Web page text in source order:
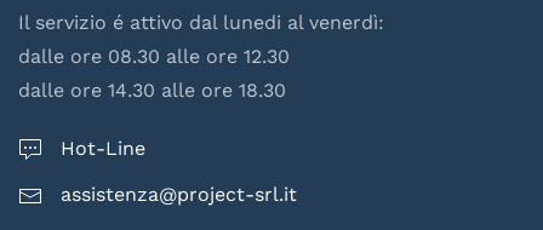
Il servizio é attivo dal lunedi al venerdì:
dalle ore 08.30 alle ore 12.30
dalle ore 14.30 alle ore 18.30
Hot-Line
assistenza@project-srl.it